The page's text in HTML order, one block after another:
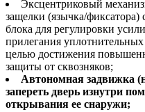
Эксцентриковый
защелки (язычка/
блока для регулировки
прилегания
целью достижения
защиты от сквозняков;
Автономная задвижка
запереть дверь изнутри
открывания ее снаружи;